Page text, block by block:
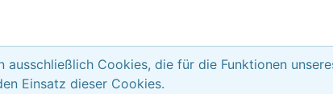
ausschließlich Cookies, die für die Funktionen
Einsatz dieser Cookies.